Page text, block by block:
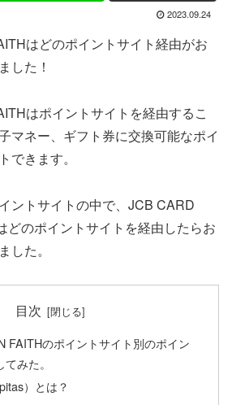
2023.09.24
はどのポイントサイト経由がお
した！
はポイントサイトを経由するこ
マネー、ギフト券に交換可能なポイ
できます。
ントサイトの中で、JCB CARD
どのポイントサイトを経由したらお
した。
目次
FAITHのポイントサイト別のポイン
みた。
）とは？